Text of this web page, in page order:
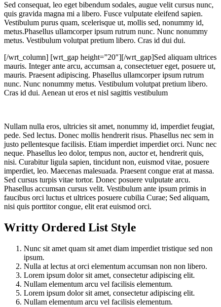
Sed consequat, leo eget bibendum sodales, augue velit cursus nunc,
quis gravida magna mi a libero. Fusce vulputate eleifend sapien.
Vestibulum purus quam, scelerisque ut, mollis sed, nonummy id,
metus.Phasellus ullamcorper ipsum rutrum nunc. Nunc nonummy
metus. Vestibulum volutpat pretium libero. Cras id dui dui.
[/wrt_column] [wrt_gap height=”20″][/wrt_gap]Sed aliquam ultrices
mauris. Integer ante arcu, accumsan a, consectetuer eget, posuere ut,
mauris. Praesent adipiscing. Phasellus ullamcorper ipsum rutrum
nunc. Nunc nonummy metus. Vestibulum volutpat pretium libero.
Cras id dui. Aenean ut eros et nisl sagittis vestibulum
Nullam nulla eros, ultricies sit amet, nonummy id, imperdiet feugiat,
pede. Sed lectus. Donec mollis hendrerit risus. Phasellus nec sem in
justo pellentesque facilisis. Etiam imperdiet imperdiet orci. Nunc nec
neque. Phasellus leo dolor, tempus non, auctor et, hendrerit quis,
nisi. Curabitur ligula sapien, tincidunt non, euismod vitae, posuere
imperdiet, leo. Maecenas malesuada. Praesent congue erat at massa.
Sed cursus turpis vitae tortor. Donec posuere vulputate arcu.
Phasellus accumsan cursus velit. Vestibulum ante ipsum primis in
faucibus orci luctus et ultrices posuere cubilia Curae; Sed aliquam,
nisi quis porttitor congue, elit erat euismod orci.
Writty Ordered List Style
Nunc sit amet quam sit amet diam imperdiet tristique sed non
ipsum.
Nulla at lectus at orci elementum accumsan non non libero.
Lorem ipsum dolor sit amet, consectetur adipiscing elit.
Nullam elementum arcu vel facilisis elementum.
Lorem ipsum dolor sit amet, consectetur adipiscing elit.
Nullam elementum arcu vel facilisis elementum.